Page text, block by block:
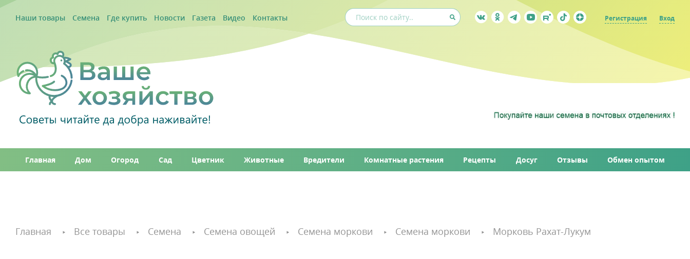
Наши товары Семена Где купить Новости Газета Видео Контакты Регистрация Вход
Главная Дом Огород Сад Цветник Животные Вредители Комнатные растения Рецепты Досуг Отзывы Обмен опытом
Главная Все товары Семена Семена овощей Семена моркови Семена моркови Морковь Рахат-Лукум